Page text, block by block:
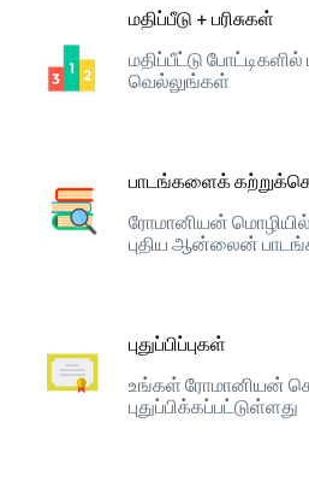
மதிப்பீடு + பரிசுகள்
மதிப்பீட்டு
வெல்லுங்கள்
பாடங்களைக்
ரோமானியன்
புதிய ஆன்லைன்
புதுப்பிப்புகள்
உங்கள் ரோமானியன்
புதுப்பிக்கப்பட்டுள்ளது